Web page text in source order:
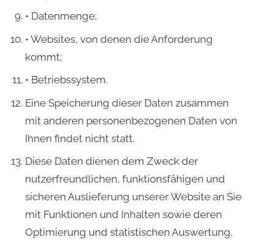
• Datenmenge;
• Websites, von denen die Anforderung
kommt;
• Betriebssystem.
Eine Speicherung dieser Daten zusammen
mit anderen personenbezogenen Daten von
Ihnen findet nicht statt.
Diese Daten dienen dem Zweck der
nutzerfreundlichen, funktionsfähigen und
sicheren Auslieferung unserer Website an Sie
mit Funktionen und Inhalten sowie deren
Optimierung und statistischen Auswertung.